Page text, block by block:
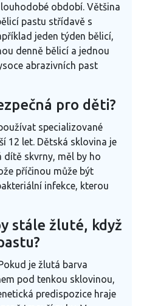
období. Většina
pastu střídavě s
jeden týden bělicí,
denně bělicí a jednou
abrazivních past
pro děti?
specializované
12 let. Dětská sklovina je
dítě skvrny, měl by ho
příčinou může být
infekce, kterou
stále žluté, když
je žlutá barva
pod tenkou sklovinou,
predispozice hraje